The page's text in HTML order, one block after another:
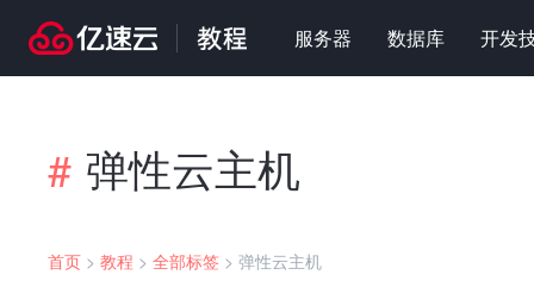
服务器 数据库 开发
# 弹性云主机
首页 > 教程 > 全部标签 > 弹性云主机